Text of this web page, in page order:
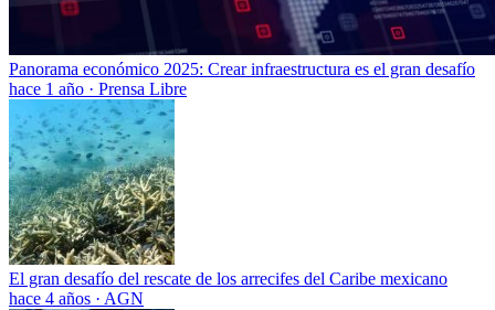
Panorama económico 2025: Crear infraestructura es el gran desafío
hace 1 año · Prensa Libre
El gran desafío del rescate de los arrecifes del Caribe mexicano
hace 4 años · AGN